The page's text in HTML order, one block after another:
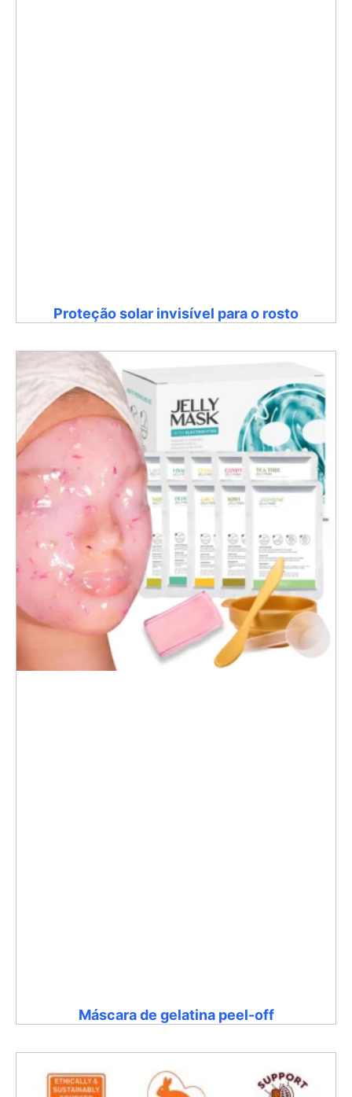
Proteção solar invisível para o rosto
Máscara de gelatina peel-off